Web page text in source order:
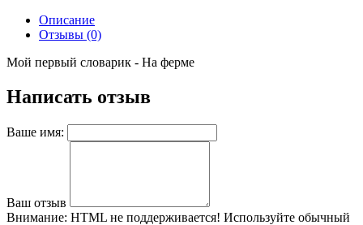
Описание
Отзывы (0)
Мой первый словарик - На ферме
Написать отзыв
Ваше имя:
Ваш отзыв
Внимание: HTML не поддерживается! Используйте обычный